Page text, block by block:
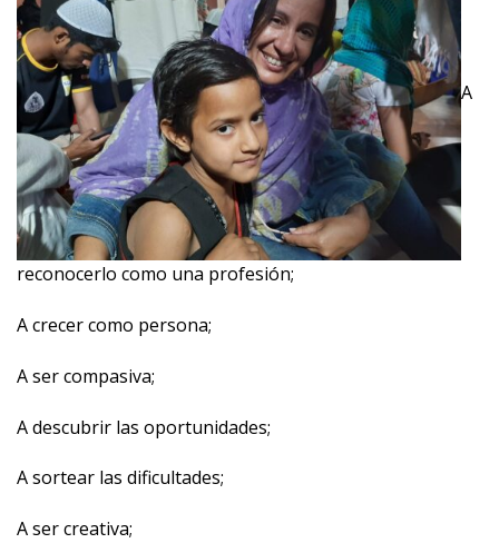
A
reconocerlo como una profesión;
A crecer como persona;
A ser compasiva;
A descubrir las oportunidades;
A sortear las dificultades;
A ser creativa;